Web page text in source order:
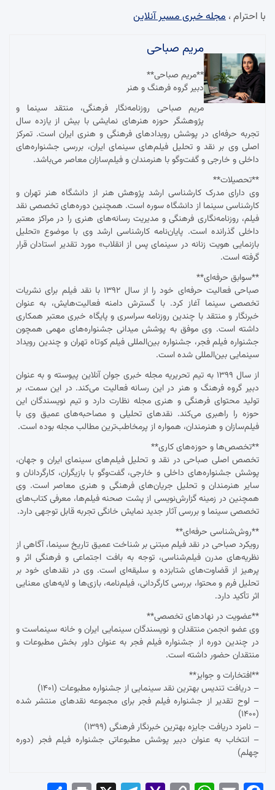
با احترام ، مجله خبری مسیر آنلاین
مریم صباحی
**مریم صباحی**
دبیر گروه فرهنگ و هنر
مریم صباحی روزنامه‌نگار فرهنگی، منتقد سینما و
پژوهشگر حوزه هنرهای نمایشی با بیش از یازده سال
تجربه حرفه‌ای در پوشش رویدادهای فرهنگی و هنری ایران است. تمرکز
اصلی وی بر نقد و تحلیل فیلم‌های سینمای ایران، بررسی جشنواره‌های
داخلی و خارجی و گفت‌وگو با هنرمندان و فیلم‌سازان معاصر می‌باشد.
**تحصیلات**
وی دارای مدرک کارشناسی ارشد پژوهش هنر از دانشگاه هنر تهران و
کارشناسی سینما از دانشگاه سوره است. همچنین دوره‌های تخصصی نقد
فیلم، روزنامه‌نگاری فرهنگی و مدیریت رسانه‌های هنری را در مراکز معتبر
داخلی گذرانده است. پایان‌نامه کارشناسی ارشد وی با موضوع «تحلیل
بازنمایی هویت زنانه در سینمای پس از انقلاب» مورد تقدیر استادان قرار
گرفته است.
**سوابق حرفه‌ای**
صباحی فعالیت حرفه‌ای خود را از سال ۱۳۹۲ با نقد فیلم برای نشریات
تخصصی سینما آغاز کرد. با گسترش دامنه فعالیت‌هایش، به عنوان
خبرنگار و منتقد با چندین روزنامه سراسری و پایگاه خبری معتبر همکاری
داشته است. وی موفق به پوشش میدانی جشنواره‌های مهمی همچون
جشنواره فیلم فجر، جشنواره بین‌المللی فیلم کوتاه تهران و چندین رویداد
سینمایی بین‌المللی شده است.
از سال ۱۳۹۹ به تیم تحریریه مجله خبری جوان آنلاین پیوسته و به عنوان
دبیر گروه فرهنگ و هنر در این رسانه فعالیت می‌کند. در این سمت، بر
تولید محتوای فرهنگی و هنری مجله نظارت دارد و تیم نویسندگان این
حوزه را راهبری می‌کند. نقدهای تحلیلی و مصاحبه‌های عمیق وی با
فیلم‌سازان و هنرمندان، همواره از پرمخاطب‌ترین مطالب مجله بوده است.
**تخصص‌ها و حوزه‌های کاری**
تخصص اصلی صباحی در نقد و تحلیل فیلم‌های سینمای ایران و جهان،
پوشش جشنواره‌های داخلی و خارجی، گفت‌وگو با بازیگران، کارگردانان و
سایر هنرمندان و تحلیل جریان‌های فرهنگی و هنری معاصر است. وی
همچنین در زمینه گزارش‌نویسی از پشت صحنه فیلم‌ها، معرفی کتاب‌های
تخصصی سینما و بررسی آثار جدید نمایش خانگی تجربه قابل توجهی دارد.
**روش‌شناسی حرفه‌ای**
رویکرد صباحی در نقد فیلم مبتنی بر شناخت عمیق تاریخ سینما، آگاهی از
نظریه‌های مدرن فیلم‌شناسی، توجه به بافت اجتماعی و فرهنگی اثر و
پرهیز از قضاوت‌های شتابزده و سلیقه‌ای است. وی در نقدهای خود بر
تحلیل فرم و محتوا، بررسی کارگردانی، فیلم‌نامه، بازی‌ها و لایه‌های معنایی
اثر تأکید دارد.
**عضویت در نهادهای تخصصی**
وی عضو انجمن منتقدان و نویسندگان سینمایی ایران و خانه سینماست و
در چندین دوره از جشنواره فیلم فجر به عنوان داور بخش مطبوعات و
منتقدان حضور داشته است.
**افتخارات و جوایز**
– دریافت تندیس بهترین نقد سینمایی از جشنواره مطبوعات (۱۴۰۱)
– لوح تقدیر از جشنواره فیلم فجر برای مجموعه نقدهای منتشر شده
(۱۴۰۰)
– نامزد دریافت جایزه بهترین خبرنگار فرهنگی (۱۳۹۹)
– انتخاب به عنوان دبیر پوشش مطبوعاتی جشنواره فیلم فجر (دوره
چهلم)